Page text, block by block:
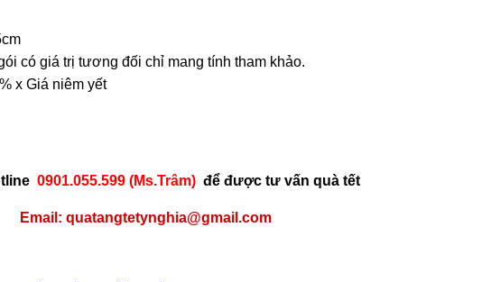
có giá trị tương đối chỉ mang tính tham khảo.
x Giá niêm yết
0901.055.599 (Ms.Trâm) để được tư vấnquà tết
Email: quatangtetynghia@gmail.com